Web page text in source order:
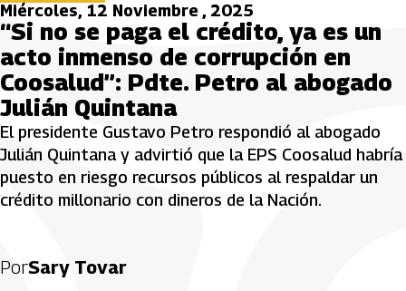
Miércoles, 12 Noviembre , 2025
“Si no se paga el crédito, ya es un
acto inmenso de corrupción en
Coosalud”: Pdte. Petro al abogado
Julián Quintana
El presidente Gustavo Petro respondió al abogado
Julián Quintana y advirtió que la EPS Coosalud habría
puesto en riesgo recursos públicos al respaldar un
crédito millonario con dineros de la Nación.
PorSary Tovar